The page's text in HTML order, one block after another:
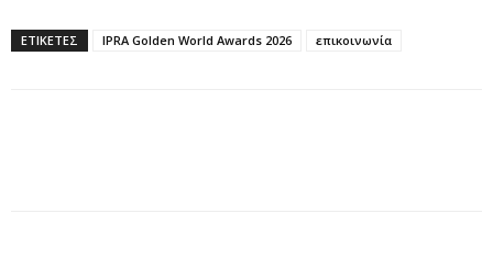
ΕΤΙΚΕΤΕΣ IPRA Golden World Awards 2026 επικοινωνία